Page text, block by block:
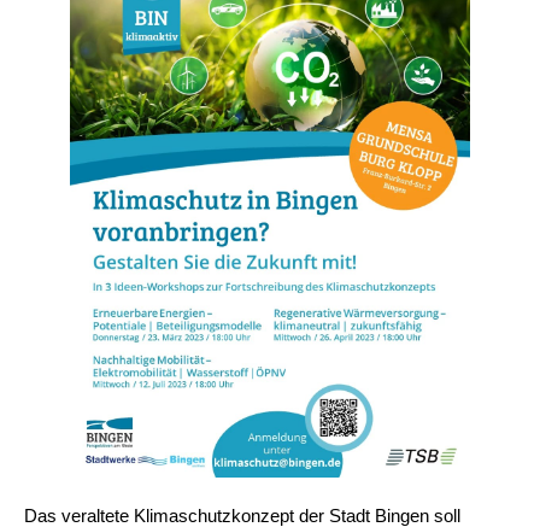
Das veraltete Klimaschutzkonzept der Stadt Bingen soll